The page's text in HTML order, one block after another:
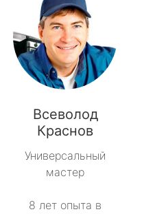
Всеволод
Краснов
Универсальный
мастер
8 лет опыта в